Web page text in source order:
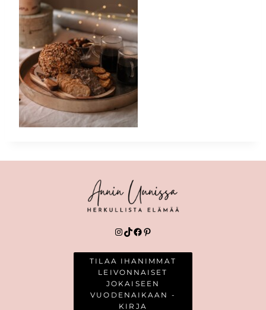
Instagram
TikTok
Facebook
Pinterest
TILAA IHANIMMAT
LEIVONNAISET
JOKAISEEN
VUODENAIKAAN -
KIRJA